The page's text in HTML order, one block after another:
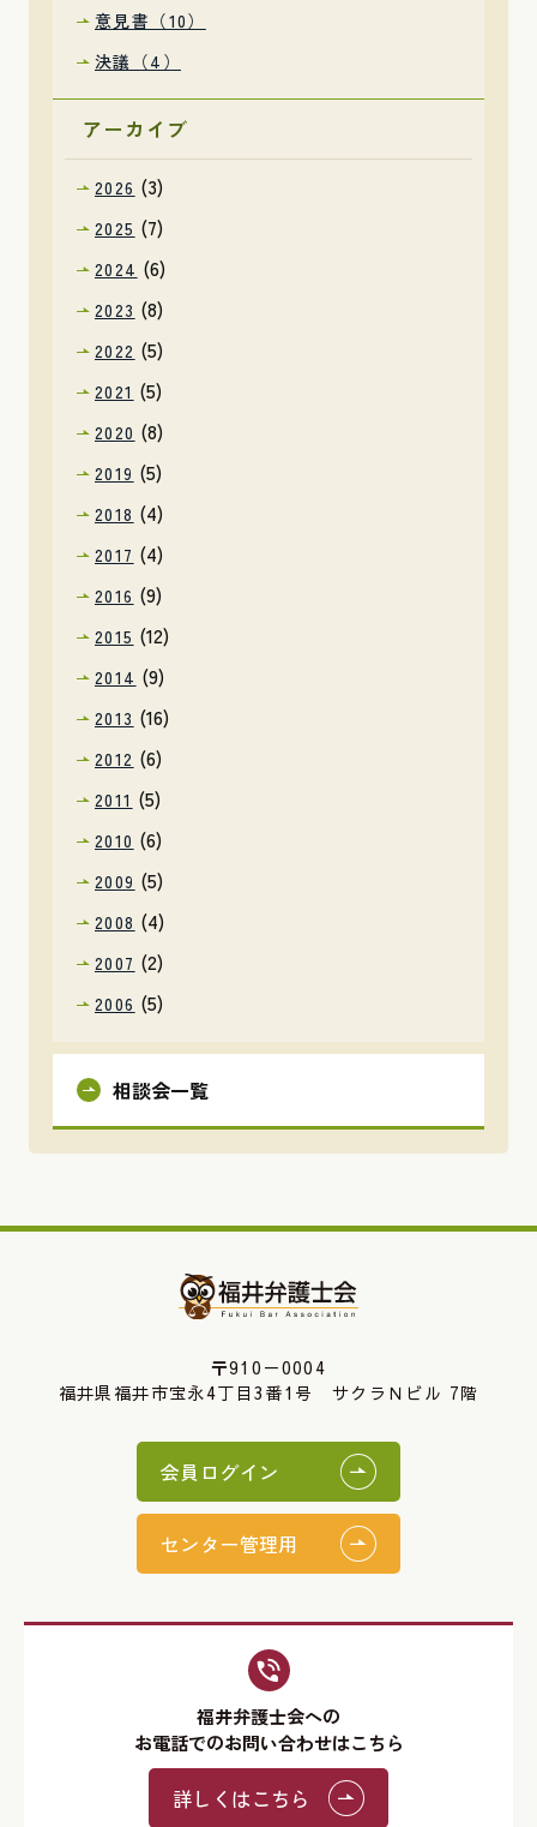
意見書（10）
決議（4）
アーカイブ
2026 (3)
2025 (7)
2024 (6)
2023 (8)
2022 (5)
2021 (5)
2020 (8)
2019 (5)
2018 (4)
2017 (4)
2016 (9)
2015 (12)
2014 (9)
2013 (16)
2012 (6)
2011 (5)
2010 (6)
2009 (5)
2008 (4)
2007 (2)
2006 (5)
相談会一覧
〒910－0004
福井県福井市宝永4丁目3番1号 サクラＮビル 7階
会員ログイン
センター管理用
福井弁護士会への
お電話でのお問い合わせはこちら
詳しくはこちら